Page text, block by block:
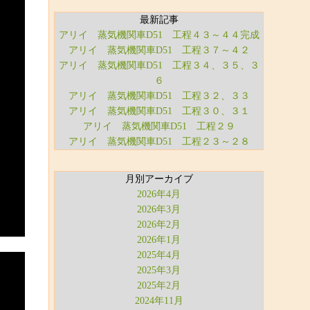
最新記事
アリイ 蒸気機関車D51 工程４３～４４完成
アリイ 蒸気機関車D51 工程３７～４２
アリイ 蒸気機関車D51 工程３４、３５、３
６
アリイ 蒸気機関車D51 工程３２、３３
アリイ 蒸気機関車D51 工程３０、３１
アリイ 蒸気機関車D51 工程２９
アリイ 蒸気機関車D51 工程２３～２８
月別アーカイブ
2026年4月
2026年3月
2026年2月
2026年1月
2025年4月
2025年3月
2025年2月
2024年11月